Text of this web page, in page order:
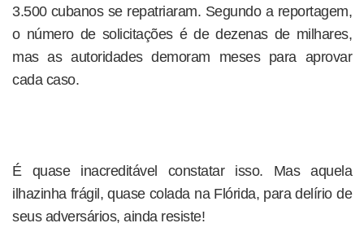
3.500 cubanos se repatriaram. Segundo a reportagem,
o número de solicitações é de dezenas de milhares,
mas as autoridades demoram meses para aprovar
cada caso.
É quase inacreditável constatar isso. Mas aquela
ilhazinha frágil, quase colada na Flórida, para delírio de
seus adversários, ainda resiste!